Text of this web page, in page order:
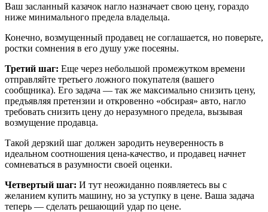
Ваш засланный казачок нагло назначает свою цену, гораздо
ниже минимального предела владельца.
Конечно, возмущенный продавец не соглашается, но поверьте,
ростки сомнения в его душу уже посеяны.
Третий шаг: Еще через небольшой промежутком времени
отправляйте третьего ложного покупателя (вашего
сообщника). Его задача — так же максимально снизить цену,
предъявляя претензии и откровенно «обсирая» авто, нагло
требовать снизить цену до неразумного предела, вызывая
возмущение продавца.
Такой дерзкий шаг должен зародить неуверенность в
идеальном соотношения цена-качество, и продавец начнет
сомневаться в разумности своей оценки.
Четвертый шаг: И тут неожиданно появляетесь вы с
желанием купить машину, но за уступку в цене. Ваша задача
теперь — сделать решающий удар по цене.